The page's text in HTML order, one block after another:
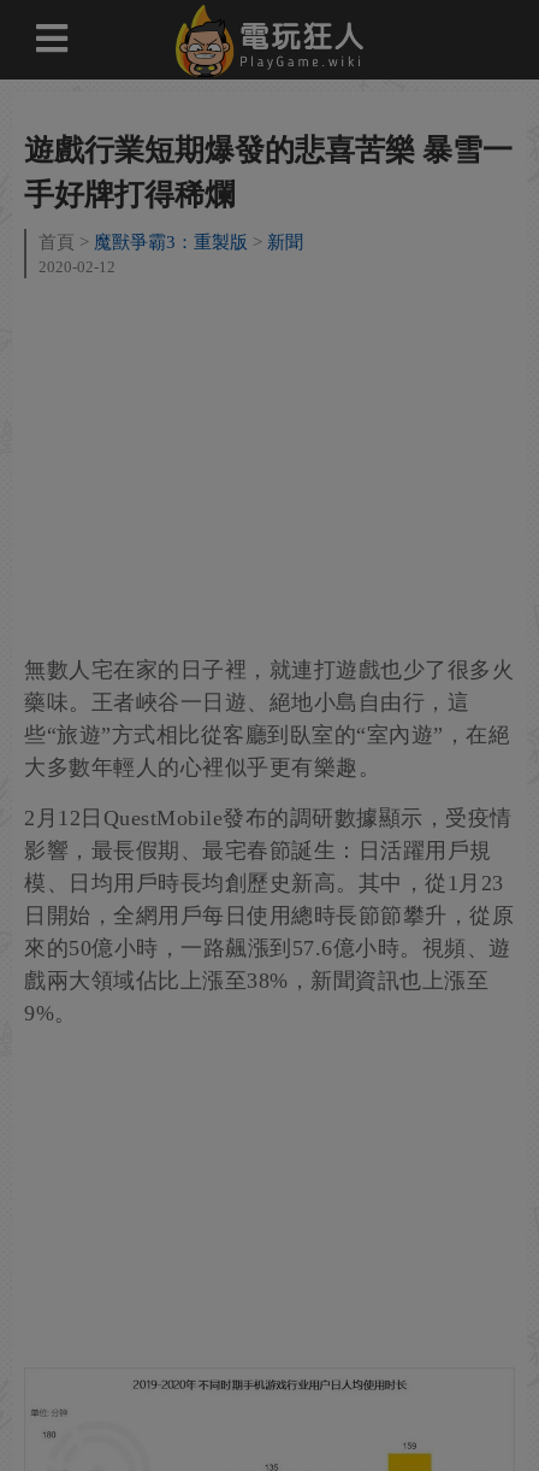
遊戲行業短期爆發的悲喜苦樂 暴雪一
手好牌打得稀爛
首頁 魔獸爭霸3：重製版 新聞
2020-02-12
無數人宅在家的日子裡，就連打遊戲也少了很多火
藥味。王者峽谷一日遊、絕地小島自由行，這
些“旅遊”方式相比從客廳到臥室的“室內遊”，在絕
大多數年輕人的心裡似乎更有樂趣。
2月12日QuestMobile發布的調研數據顯示，受疫情
影響，最長假期、最宅春節誕生：日活躍用戶規
模、日均用戶時長均創歷史新高。其中，從1月23
日開始，全網用戶每日使用總時長節節攀升，從原
來的50億小時，一路飆漲到57.6億小時。視頻、遊
戲兩大領域佔比上漲至38%，新聞資訊也上漲至
9%。